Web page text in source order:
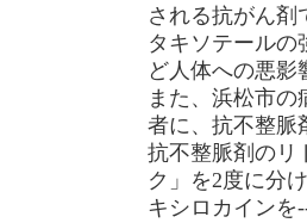
される抗がん剤
タキソテールの
ど人体への悪影
また、浜松市の
者に、抗不整脈
抗不整脈剤のリ
ク」を2度に分
キシロカインを